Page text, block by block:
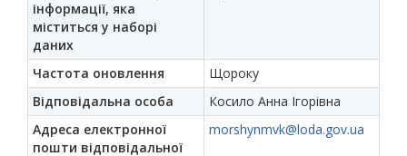
інформації, яка
міститься у наборі
даних
Частота оновлення
Щороку
Відповідальна особа
Косило Анна Ігорівна
Адреса електронної
пошти відповідальної
morshynmvk@loda.gov.ua